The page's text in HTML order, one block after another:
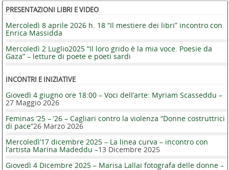
PRESENTAZIONI LIBRI E VIDEO
Mercoledì 8 aprile 2026 h. 18 “Il mestiere dei libri” incontro con
Enrica Massidda
Mercoledì 2 Luglio2025 “Il loro grido è la mia voce. Poesie da
Gaza” – letture di poete e poeti sardi
INCONTRI E INIZIATIVE
Giovedì 4 giugno ore 18:00 – Voci dell’arte: Myriam Scasseddu –
27 Maggio 2026
Feminas ’25 – ’26 – Cagliari contro la violenza “Donne costruttrici
di pace”26 Marzo 2026
Mercoledì’17 dicembre 2025 – La linea curva – incontro con
l’artista Marina Madeddu –13 Dicembre 2025
Giovedì 4 Dicembre 2025 – Marisa Lallai fotografa delle donne –